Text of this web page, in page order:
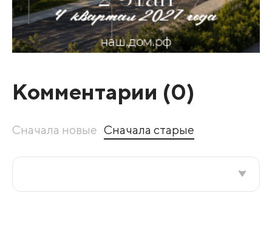
Комментарии (0)
Сначала новые Сначала старые